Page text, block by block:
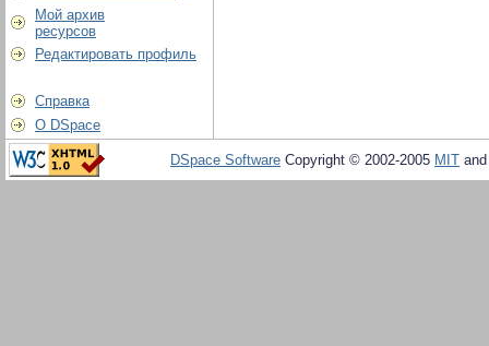
Мой архив
ресурсов
Редактировать профиль
Справка
О DSpace
DSpace Software Copyright © 2002-2005 MIT